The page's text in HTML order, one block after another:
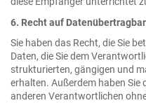
6. Recht auf
Sie haben das Recht, die Sie
Daten, die Sie dem
strukturierten, gängigen und
erhalten. Außerdem haben Sie
anderen Verantwortlichen